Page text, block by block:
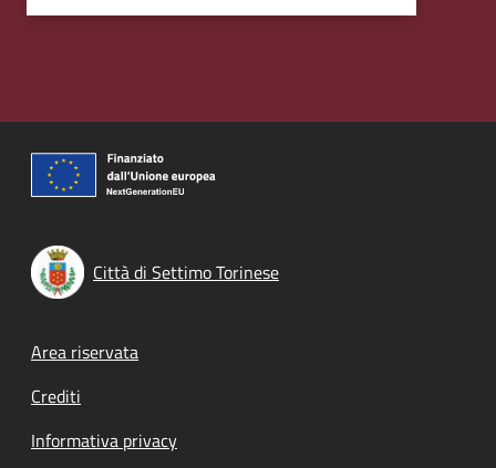
Città di Settimo Torinese
Footer menu
Area riservata
Crediti
Informativa privacy